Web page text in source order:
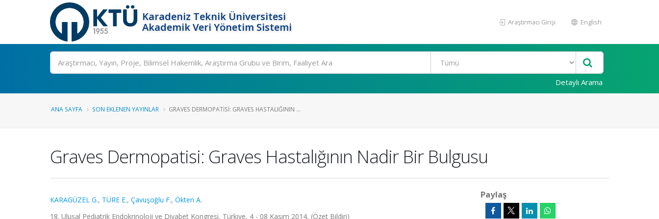
Karadeniz Teknik Üniversitesi
Akademik Veri Yönetim Sistemi
Araştırmacı Girişi English
Ara
Detaylı Arama
ANA SAYFA SON EKLENEN YAYINLAR GRAVES DERMOPATISI: GRAVES HASTALIĞININ ...
Graves Dermopatisi: Graves Hastalığının Nadir Bir Bulgusu
KARAGÜZEL G., TÜRE E., Çavuşoğlu F., Ökten A.
18. Ulusal Pediatrik Endokrinoloji ve Diyabet Kongresi, Türkiye, 4 - 08 Kasım 2014, (Özet Bildiri)
Paylaş